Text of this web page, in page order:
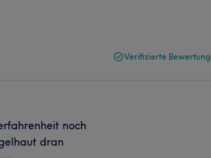
Verifizierte Bewertung
noch
dran